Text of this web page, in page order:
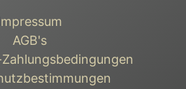
AGB's